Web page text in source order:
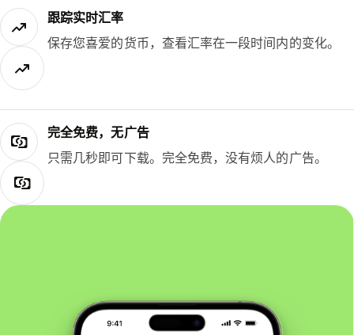
跟踪实时汇率
保存您喜爱的货币，查看汇率在一段时间内的变化。
完全免费，无广告
只需几秒即可下载。完全免费，没有烦人的广告。